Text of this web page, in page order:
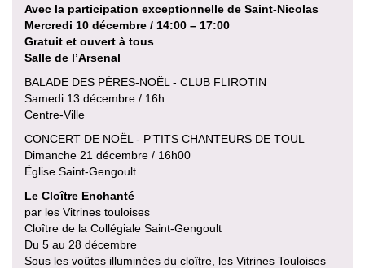
Avec la participation exceptionnelle de Saint-Nicolas
Mercredi 10 décembre / 14:00 – 17:00
Gratuit et ouvert à tous
Salle de l’Arsenal
BALADE DES PÈRES-NOËL - CLUB FLIROTIN
Samedi 13 décembre / 16h
Centre-Ville
CONCERT DE NOËL - P’TITS CHANTEURS DE TOUL
Dimanche 21 décembre / 16h00
Église Saint-Gengoult
Le Cloître Enchanté
par les Vitrines touloises
Cloître de la Collégiale Saint-Gengoult
Du 5 au 28 décembre
Sous les voûtes illuminées du cloître, les Vitrines Touloises